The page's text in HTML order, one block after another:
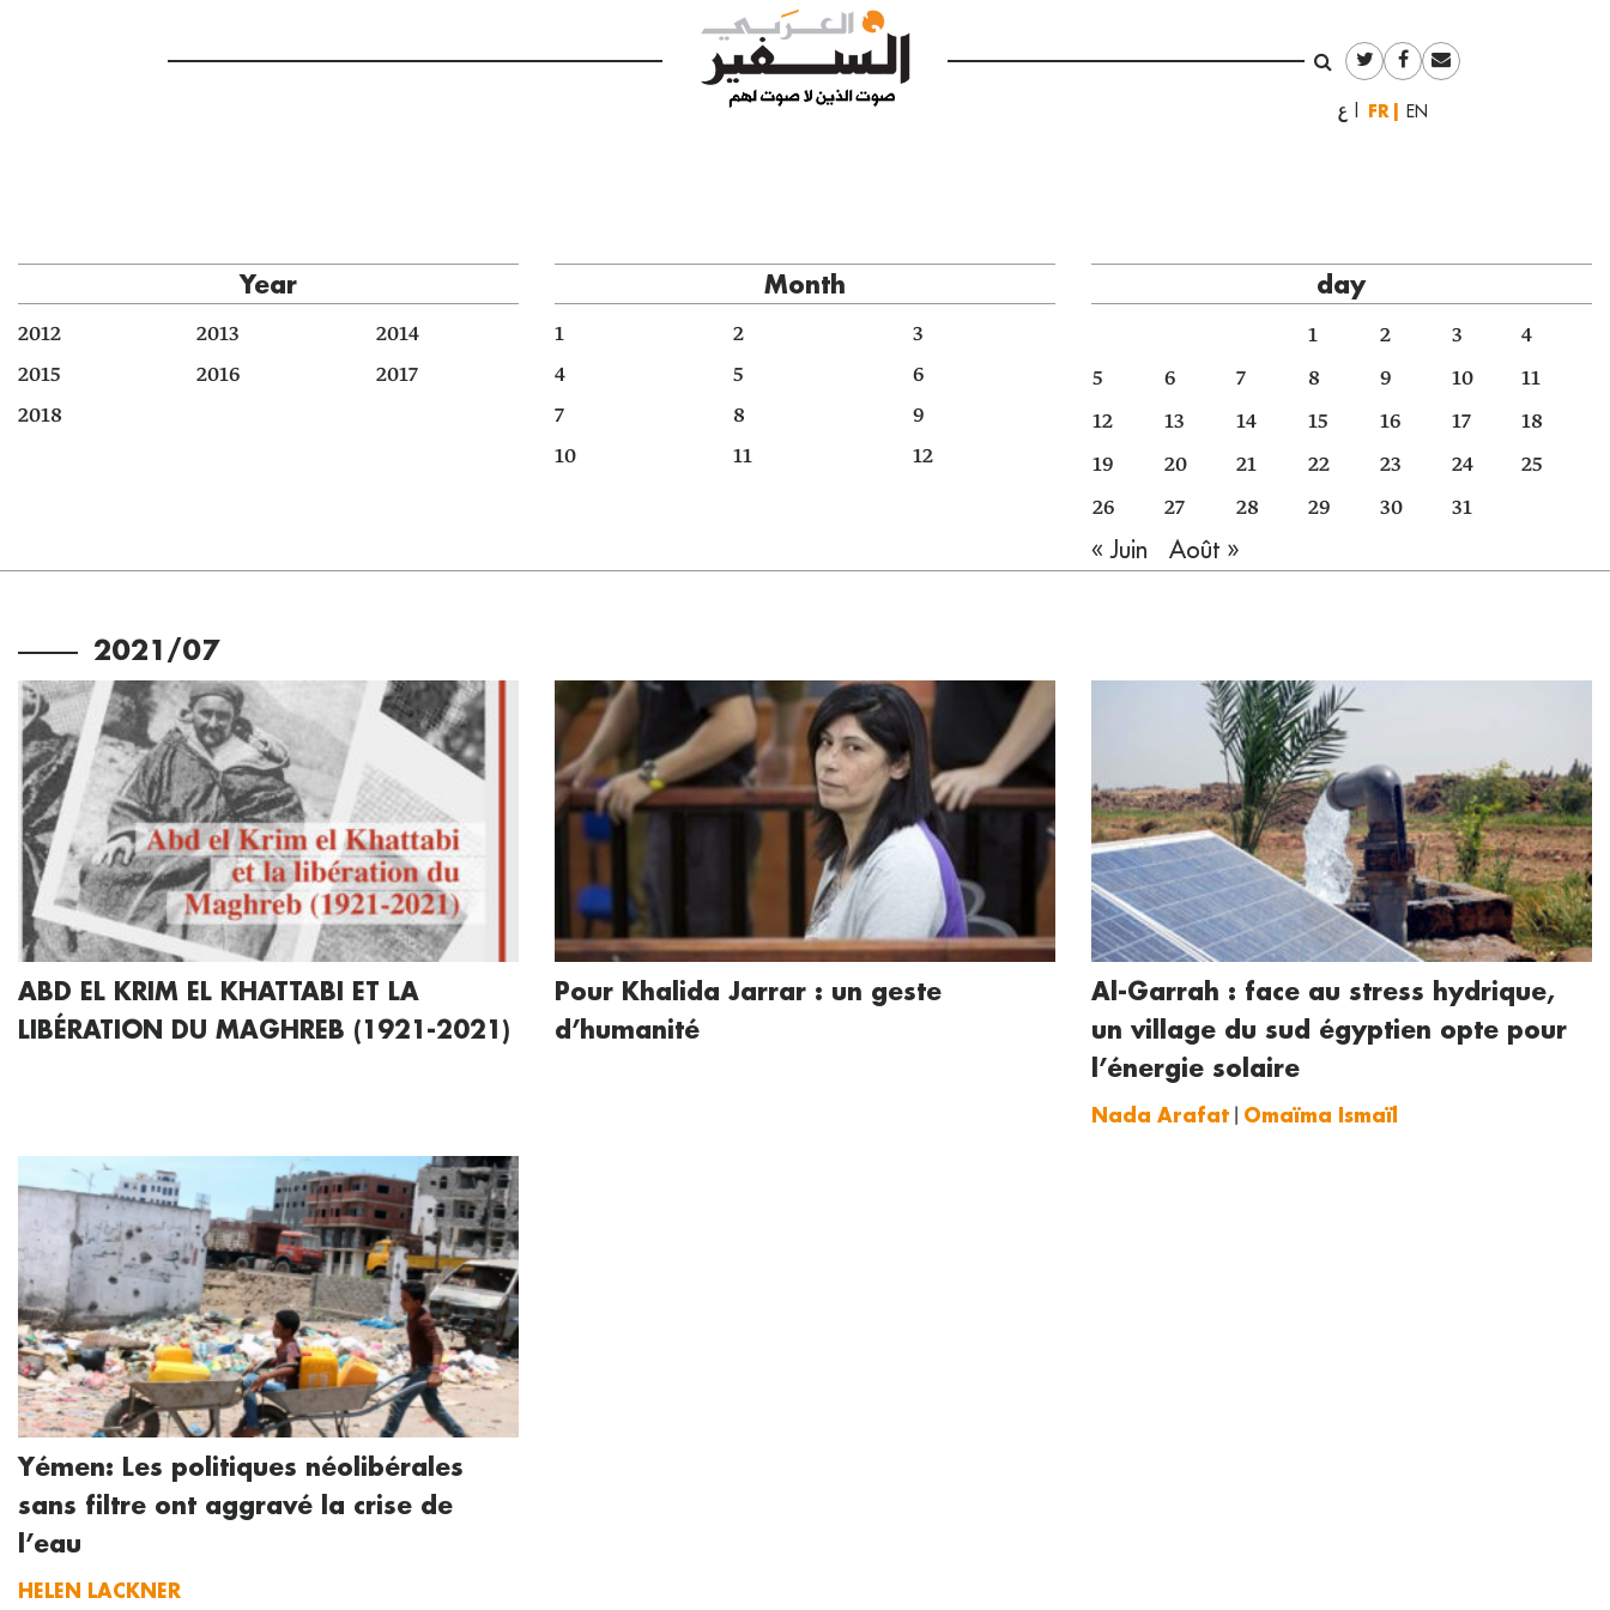
العربيةFrançais
English
Year
2012 2013
2014
2015
2016
2017
2018
Month
1 2
3
4
5
6
7
8
9
10
11 12
day
1 2 3
4
5
6 7 8 9 10
11
12
13 14 15 16 17
18
19
20 21 22 23 24
25
26
27 28 29 30 31
« Juin Août »
2021/07
ABD EL KRIM EL KHATTABI ET LA
LIBÉRATION DU MAGHREB (1921-2021)
Pour Khalida Jarrar : un geste
d’humanité
Al-Garrah : face au stress hydrique,
un village du sud égyptien opte pour
l’énergie solaire
Nada Arafat| Omaïma Ismaïl
Yémen: Les politiques néolibérales
sans filtre ont aggravé la crise de
l’eau
HELEN LACKNER